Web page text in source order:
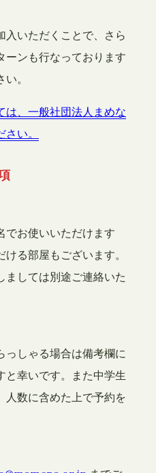
入いただくことで、さら
ーンも行なっております
。
、一般社団法人まめな
い。
でお使いいただけます
る部屋もございます。
ましては別途ご連絡いた
っしゃる場合は備考欄に
と幸いです。また中学生
人数に含めた上で予約を